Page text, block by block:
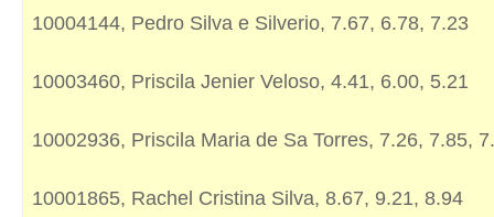
10004144, Pedro Silva e Silverio, 7.67, 6.78, 7.23
10003460, Priscila Jenier Veloso, 4.41, 6.00, 5.21
10002936, Priscila Maria de Sa Torres, 7.26, 7.85,
10001865, Rachel Cristina Silva, 8.67, 9.21, 8.94